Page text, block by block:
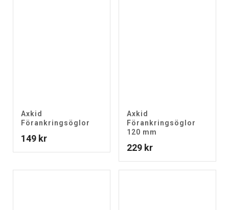
Axkid
Förankringsöglor
149 kr
Axkid
Förankringsöglor
120 mm
229 kr